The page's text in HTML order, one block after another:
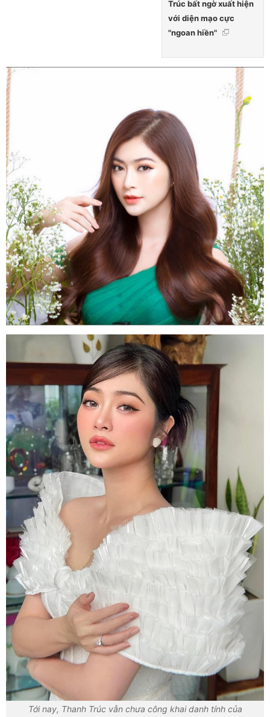
Trúc bất ngờ xuất hiện
với diện mạo cực
"ngoan hiền"
Tới nay, Thanh Trúc vẫn chưa công khai danh tính của